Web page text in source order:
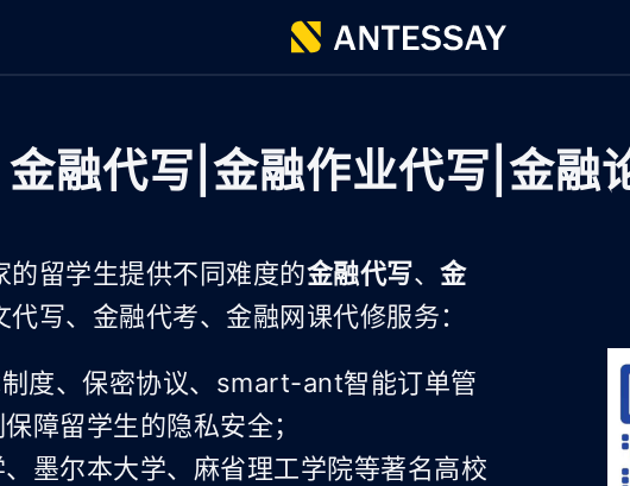
金融代写|金融作业代写|金融
的留学生提供不同难度的金融代写、 金
代写、金融代考、金融网课代修服务：
度、保密协议、smart-ant智能订单管
障留学生的隐私安全；
墨尔本大学、麻省理工学院等著名高校